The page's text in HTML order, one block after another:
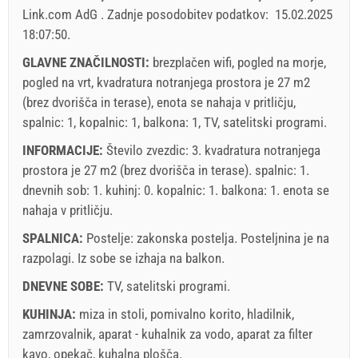
Cena prikazana je za enoto za določeno število oseb
Ponudbe:
Holiday-Link plača: 6. okt. 2025 - 31. dec. 2026 / - 10 %
Obvezno:Prijava gostov (01.07. - 31.08): 10 EUR (once -
za_person), Prijava gostov (01.01 - 30.06. / 01.09. - 31.12.):
5 EUR (once - za_person)
Pravila in pogoji dobavitelja
Rezervirajte in počakajte na potrditev
Link.com AdG . Zadnje posodobitev podatkov: 15.02.2025
18:07:50.
GLAVNE ZNAČILNOSTI: brezplačen wifi, pogled na morje,
pogled na vrt, kvadratura notranjega prostora je 27 m2
(brez dvorišča in terase), enota se nahaja v pritličju,
spalnic: 1, kopalnic: 1, balkona: 1, TV, satelitski programi.
INFORMACIJE: Število zvezdic: 3. kvadratura notranjega
prostora je 27 m2 (brez dvorišča in terase). spalnic: 1.
dnevnih sob: 1. kuhinj: 0. kopalnic: 1. balkona: 1. enota se
nahaja v pritličju.
SPALNICA: Postelje: zakonska postelja. Posteljnina je na
razpolagi. Iz sobe se izhaja na balkon.
DNEVNE SOBE: TV, satelitski programi.
KUHINJA: miza in stoli, pomivalno korito, hladilnik,
zamrzovalnik, aparat - kuhalnik za vodo, aparat za filter
kavo, opekač, kuhalna plošča.